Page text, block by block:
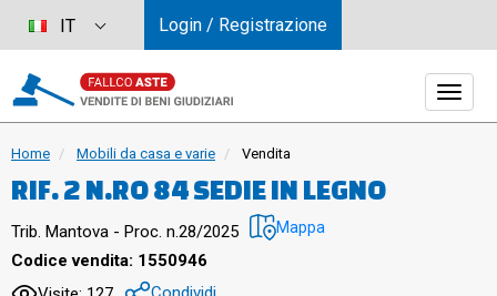
Home Mobili da casa e varie Vendita
RIF. 2 N.RO 84 SEDIE IN LEGNO
Trib. Mantova - Proc. n.28/2025 Mappa
Codice vendita: 1550946
IT Login / Registrazione